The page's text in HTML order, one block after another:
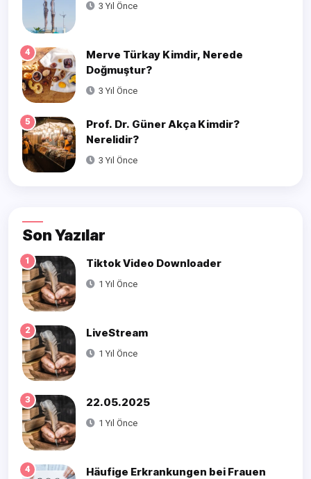
3 Yıl Önce
4
Merve Türkay Kimdir, Nerede
Doğmuştur?
3 Yıl Önce
5
Prof. Dr. Güner Akça Kimdir?
Nerelidir?
3 Yıl Önce
Son Yazılar
1 Tiktok Video Downloader
1 Yıl Önce
2 LiveStream
1 Yıl Önce
3 22.05.2025
1 Yıl Önce
4 Häufige Erkrankungen bei Frauen